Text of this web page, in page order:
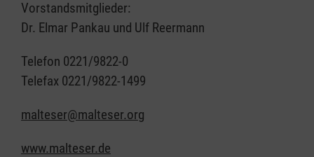
Vorstandsmitglieder:
Dr. Elmar Pankau und Ulf Reermann
Telefon 0221/9822-0
Telefax 0221/9822-1499
malteser@malteser.org
www.malteser.de